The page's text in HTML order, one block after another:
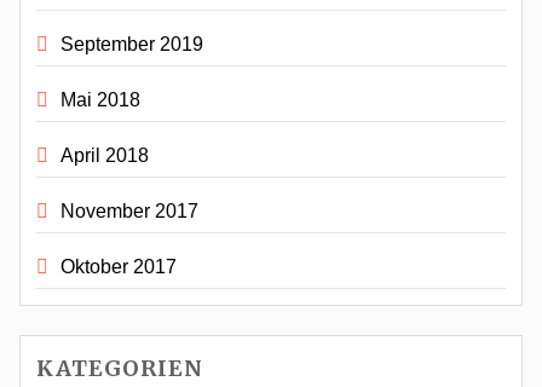
September 2019
Mai 2018
April 2018
November 2017
Oktober 2017
KATEGORIEN